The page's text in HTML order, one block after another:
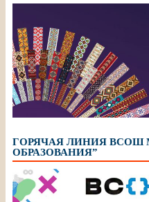
ГОРЯЧАЯ ЛИНИЯ ВСОШ
ОБРАЗОВАНИЯ”